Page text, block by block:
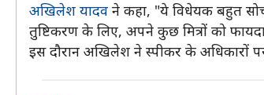
अखिलेश यादव ने कहा, "ये विधेयक बहुत
तुष्टिकरण के लिए, अपने कुछ मित्रों को
इस दौरान अखिलेश ने स्पीकर के अधिकारों